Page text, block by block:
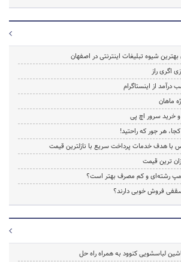
شیوه تبلیغات اینترنتی در اصفهان
اگری راز
از اینستاگرام
ماهان
هر جور که راحتید!
با هدف خدمات پرداخت سریع با نازلترین قیمت
ترین قیمت
رشته‌ای و کم مصرف بهتر است؟
فروش خوبی دارند؟